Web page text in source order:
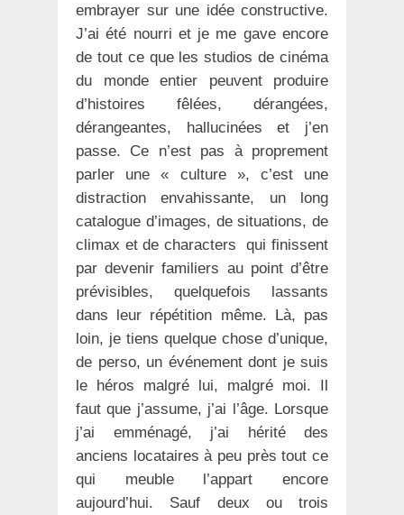
embrayer sur une idée constructive.
J’ai été nourri et je me gave encore
de tout ce que les studios de cinéma
du monde entier peuvent produire
d’histoires fêlées, dérangées,
dérangeantes, hallucinées et j’en
passe. Ce n’est pas à proprement
parler une « culture », c’est une
distraction envahissante, un long
catalogue d’images, de situations, de
climax et de characters qui finissent
par devenir familiers au point d’être
prévisibles, quelquefois lassants
dans leur répétition même. Là, pas
loin, je tiens quelque chose d’unique,
de perso, un événement dont je suis
le héros malgré lui, malgré moi. Il
faut que j’assume, j’ai l’âge. Lorsque
j’ai emménagé, j’ai hérité des
anciens locataires à peu près tout ce
qui meuble l’appart encore
aujourd’hui. Sauf deux ou trois